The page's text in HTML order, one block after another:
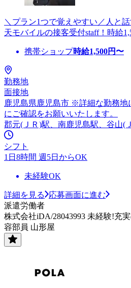
＼プラン1つで覚えやすい／人と
天モバイルの接客受付staff！時給
携帯ショップ時給1,500円〜
勤務地
面接地
鹿児島県鹿児島市 ※詳細な勤務地
にご確認をお願いいたします。
郡元(ＪＲ)駅、南鹿児島駅、谷山(
シフト
1日8時間 週5日からOK
未経験OK
詳細を見る
応募画面に進む
派遣労働者
株式会社iDA/28043993 未経験!充
容部員 山形屋